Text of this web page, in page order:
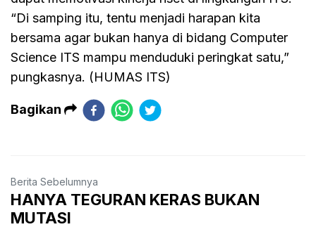
“Di samping itu, tentu menjadi harapan kita
bersama agar bukan hanya di bidang Computer
Science ITS mampu menduduki peringkat satu,”
pungkasnya. (HUMAS ITS)
Bagikan
Berita Sebelumnya
HANYA TEGURAN KERAS BUKAN
MUTASI